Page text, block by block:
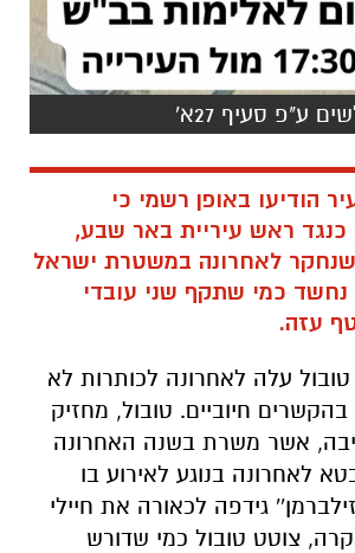
ע"פ סעיף 27א'
הודיעו באופן רשמי כי
כנגד ראש עיריית באר שבע,
שנחקר לאחרונה במשטרת ישראל
נחשד כמי שתקף שני עובדי
עזה.
עלה לאחרונה לכותרות לא
חיוביים. טובול, מחזיק
אשר משרת בשנה האחרונה
לאחרונה בנוגע לאירוע בו
גידפה לכאורה את חיילי
צוטט טובול כמי שדורש